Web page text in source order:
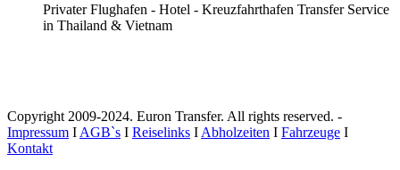
Privater Flughafen - Hotel - Kreuzfahrthafen Transfer Service
in Thailand & Vietnam
Copyright 2009-2024. Euron Transfer. All rights reserved. -
Impressum I AGB`s I Reiselinks I Abholzeiten I Fahrzeuge I
Kontakt